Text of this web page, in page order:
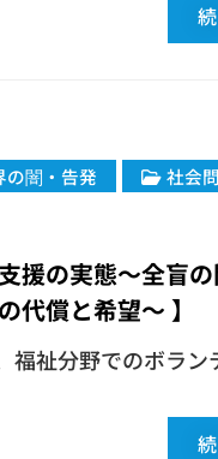
の闇・告発
社会
援の実態〜全盲
代償と希望〜 】
福祉分野でのボラン